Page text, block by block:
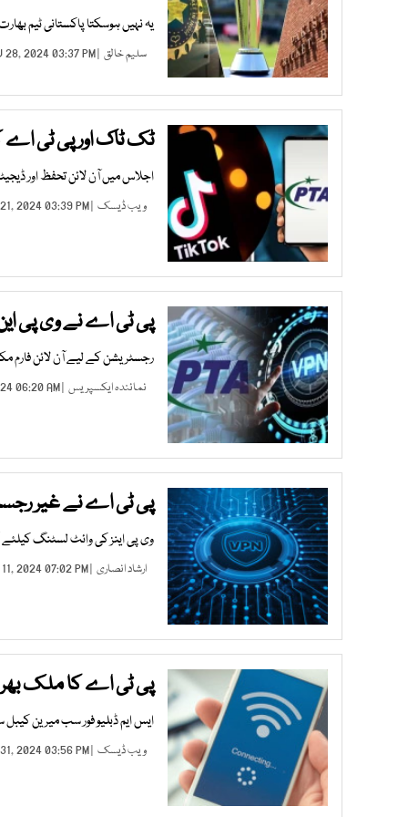
یہ نہیں ہوسکتا پاکستانی ٹیم
سلیم خالق | NOV 28, 2024 03:37 PM |
ٹک ٹاک اور پی ٹی
اجلاس میں آن لائن تحفظ اور
ویب ڈیسک | NOV 21, 2024 03:39 PM |
پی ٹی اے نے وی پی
رجسٹریشن کے لیے آن لائن فارم
نمائندہ ایکسپریس | NOV 17, 2024 06:20 AM |
پی ٹی اے نے غیر
وی پی اینز کی وائٹ لسٹنگ کیلئے
ارشاد انصاری | NOV 11, 2024 07:02 PM |
پی ٹی اے کا ملک بھر
ایس ایم ڈبلیو فور سب میرین
ویب ڈیسک | OCT 31, 2024 03:56 PM |